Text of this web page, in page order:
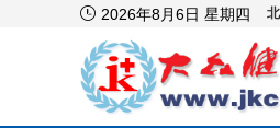
 2026年8月6日 星期四